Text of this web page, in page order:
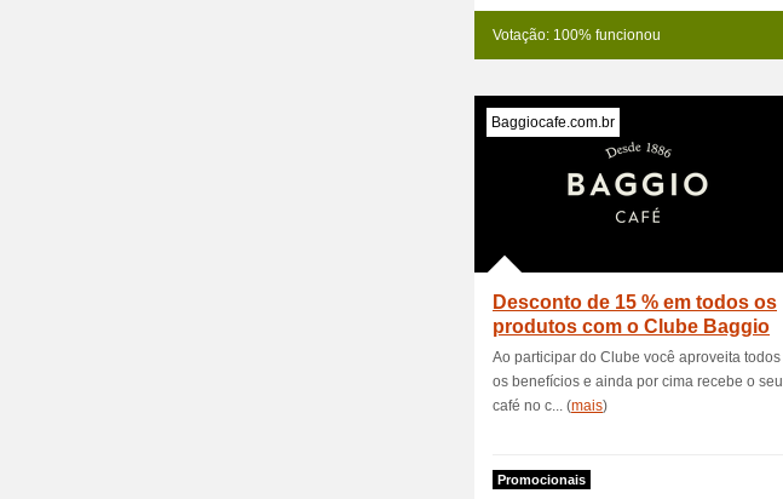
Votação: 100% funcionou
Baggiocafe.com.br
Desconto de 15 % em todos os
produtos com o Clube Baggio
Ao participar do Clube você aproveita todos
os benefícios e ainda por cima recebe o seu
café no c... (mais)
Promocionais